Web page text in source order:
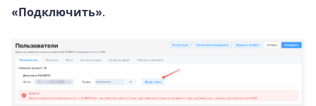
«Подключить».